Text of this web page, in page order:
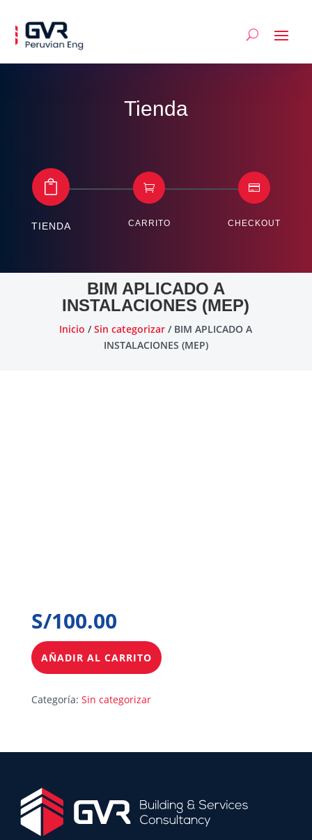
Tienda

TIENDA

CARRITO

CHECKOUT
BIM APLICADO A
INSTALACIONES (MEP)
Inicio /Sin categorizar / BIM APLICADO A
INSTALACIONES (MEP)
S/100.00
AÑADIR AL CARRITO
Categoría: Sin categorizar